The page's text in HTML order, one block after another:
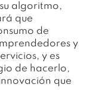
algoritmo,
que
de
y
y es
de hacerlo,
que